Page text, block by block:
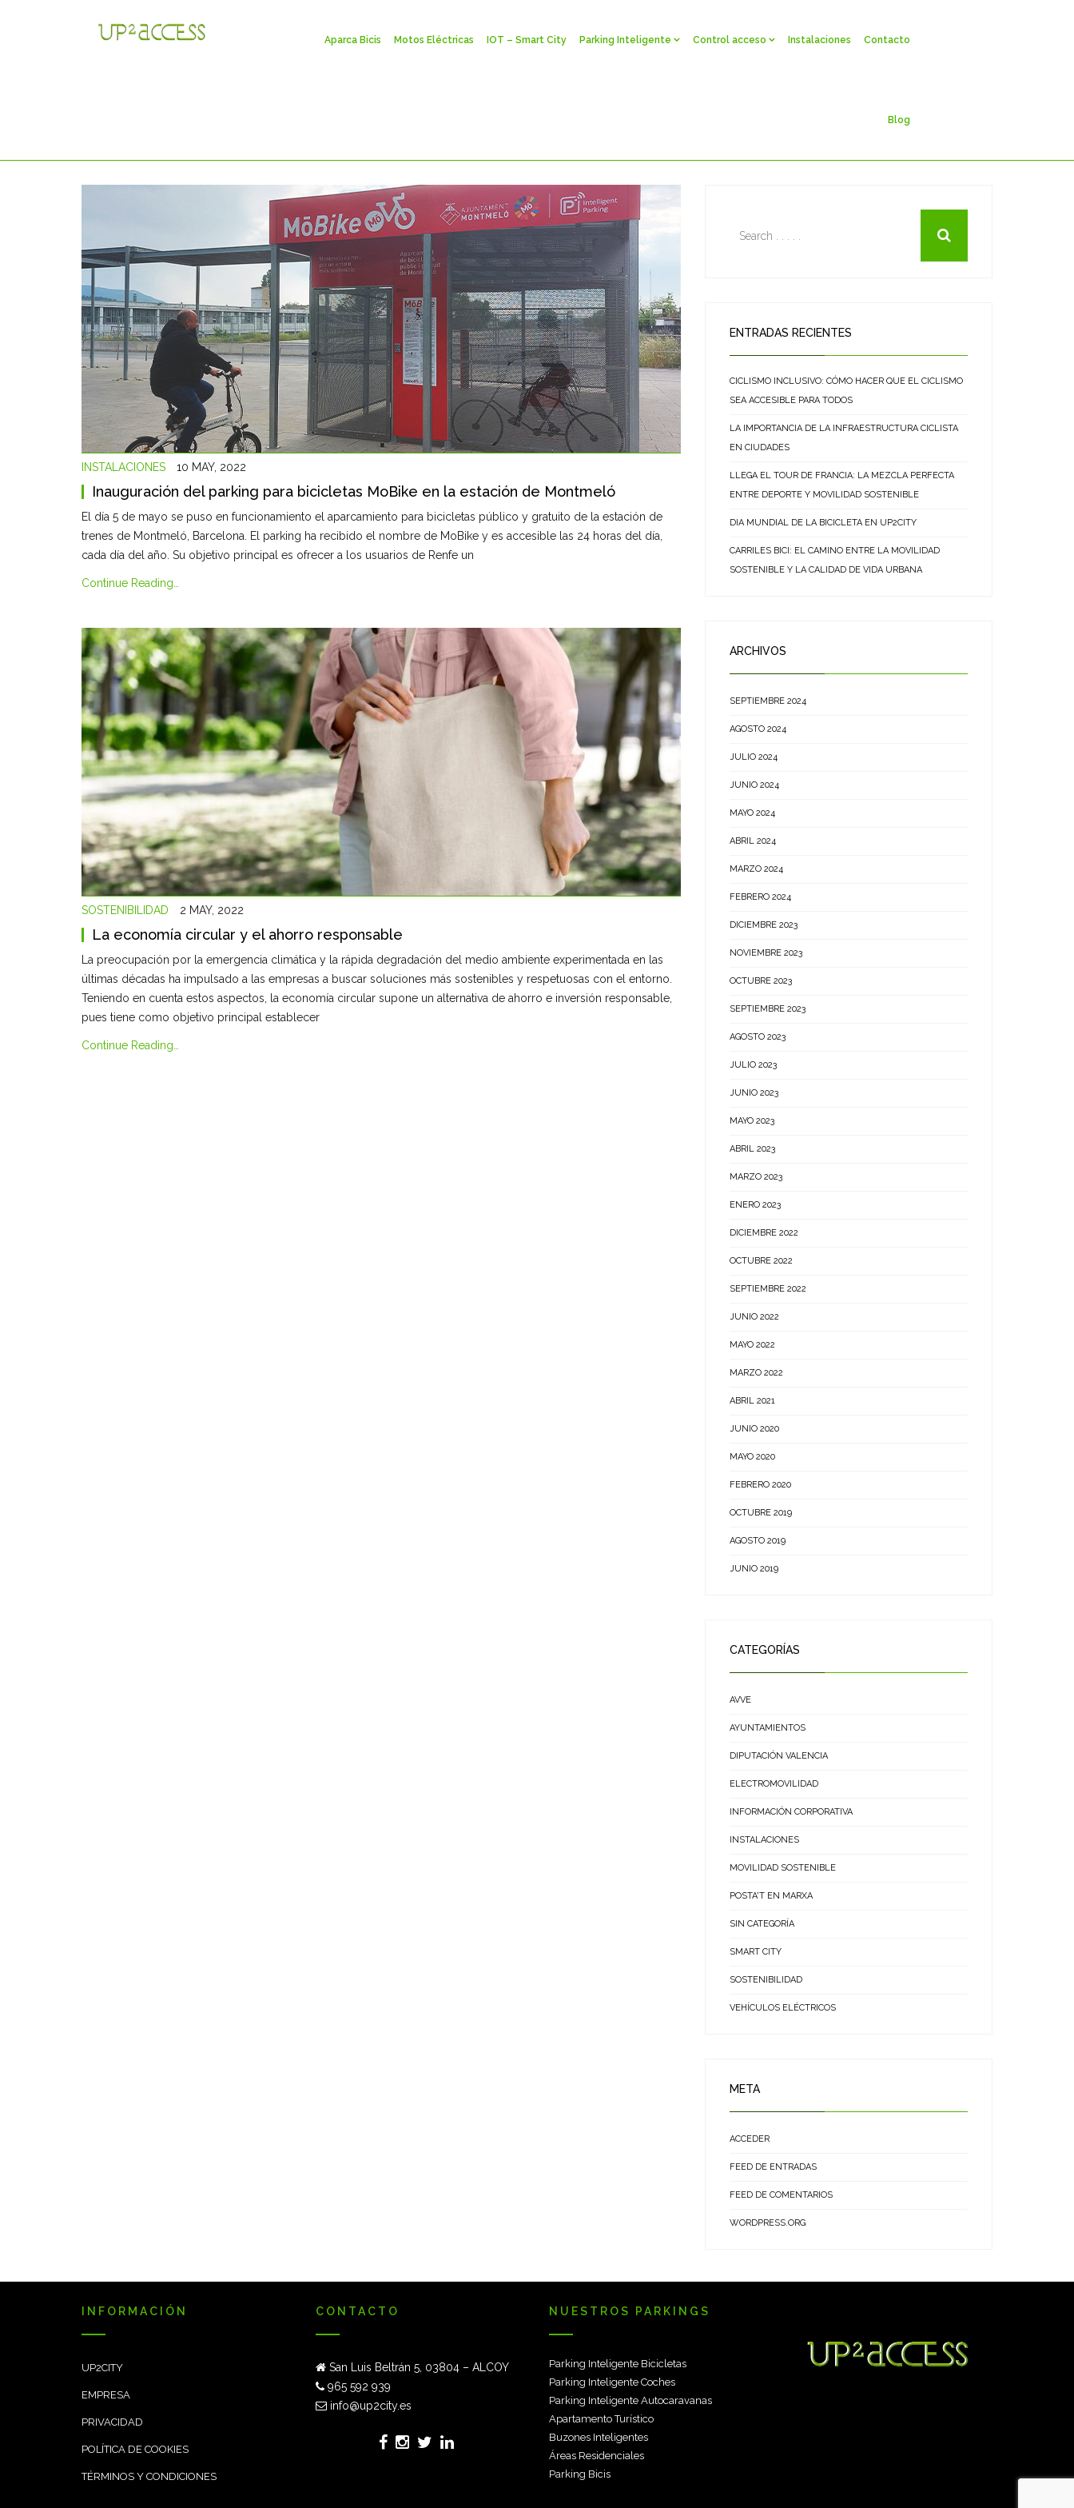
Aparca Bicis Motos Eléctricas IOT – Smart City Parking Inteligente Control acceso Instalaciones Contacto
Blog
INSTALACIONES 10 MAY, 2022
Inauguración del parking para bicicletas MoBike en la estación de Montmeló
El día 5 de mayo se puso en funcionamiento el aparcamiento para bicicletas público y gratuito de la estación de
trenes de Montmeló, Barcelona. El parking ha recibido el nombre de MoBike y es accesible las 24 horas del día,
cada día del año. Su objetivo principal es ofrecer a los usuarios de Renfe un
Continue Reading…
SOSTENIBILIDAD 2 MAY, 2022
La economía circular y el ahorro responsable
La preocupación por la emergencia climática y la rápida degradación del medio ambiente experimentada en las
últimas décadas ha impulsado a las empresas a buscar soluciones más sostenibles y respetuosas con el entorno.
Teniendo en cuenta estos aspectos, la economía circular supone un alternativa de ahorro e inversión responsable,
pues tiene como objetivo principal establecer
Continue Reading…
ENTRADAS RECIENTES
CICLISMO INCLUSIVO: CÓMO HACER QUE EL CICLISMO
SEA ACCESIBLE PARA TODOS
LA IMPORTANCIA DE LA INFRAESTRUCTURA CICLISTA
EN CIUDADES
LLEGA EL TOUR DE FRANCIA: LA MEZCLA PERFECTA
ENTRE DEPORTE Y MOVILIDAD SOSTENIBLE
DIA MUNDIAL DE LA BICICLETA EN UP2CITY
CARRILES BICI: EL CAMINO ENTRE LA MOVILIDAD
SOSTENIBLE Y LA CALIDAD DE VIDA URBANA
ARCHIVOS
SEPTIEMBRE 2024
AGOSTO 2024
JULIO 2024
JUNIO 2024
MAYO 2024
ABRIL 2024
MARZO 2024
FEBRERO 2024
DICIEMBRE 2023
NOVIEMBRE 2023
OCTUBRE 2023
SEPTIEMBRE 2023
AGOSTO 2023
JULIO 2023
JUNIO 2023
MAYO 2023
ABRIL 2023
MARZO 2023
ENERO 2023
DICIEMBRE 2022
OCTUBRE 2022
SEPTIEMBRE 2022
JUNIO 2022
MAYO 2022
MARZO 2022
ABRIL 2021
JUNIO 2020
MAYO 2020
FEBRERO 2020
OCTUBRE 2019
AGOSTO 2019
JUNIO 2019
CATEGORÍAS
AVVE
AYUNTAMIENTOS
DIPUTACIÓN VALENCIA
ELECTROMOVILIDAD
INFORMACIÓN CORPORATIVA
INSTALACIONES
MOVILIDAD SOSTENIBLE
POSTA'T EN MARXA
SIN CATEGORÍA
SMART CITY
SOSTENIBILIDAD
VEHÍCULOS ELÉCTRICOS
META
ACCEDER
FEED DE ENTRADAS
FEED DE COMENTARIOS
WORDPRESS.ORG
INFORMACIÓN
UP2CITY
EMPRESA
PRIVACIDAD
POLÍTICA DE COOKIES
TÉRMINOS Y CONDICIONES
CONTACTO
San Luis Beltrán 5, 03804 – ALCOY
965 592 939
info@up2city.es
NUESTROS PARKINGS
Parking Inteligente Bicicletas
Parking Inteligente Coches
Parking Inteligente Autocaravanas
Apartamento Turístico
Buzones Inteligentes
Áreas Residenciales
Parking Bicis